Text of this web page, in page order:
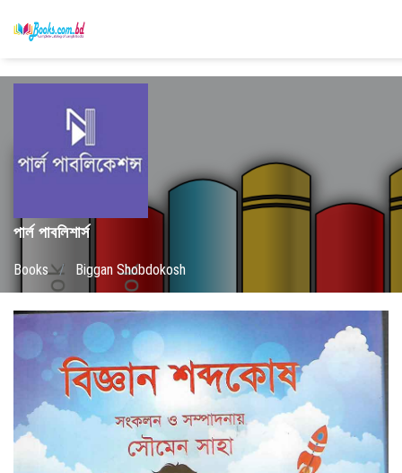
পার্ল পাবলিশার্স
Books / Biggan Shobdokosh